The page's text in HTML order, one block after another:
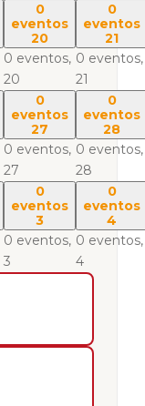
0
eventos
20
0 eventos,
20
0
eventos
21
0 eventos,
21
0
eventos
27
0 eventos,
27
0
eventos
28
0 eventos,
28
0
eventos
3
0 eventos,
3
0
eventos
4
0 eventos,
4